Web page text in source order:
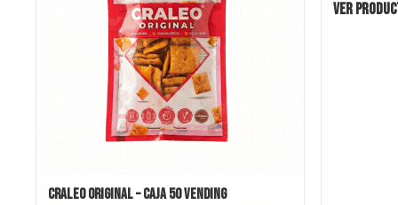
Craleo Original – Caja 50 Vending
Ver